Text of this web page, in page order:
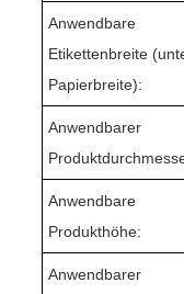
Anwendbare
Etikettenbreite
Papierbreite):
Anwendbarer
Anwendbare
Produkthöhe:
Anwendbarer